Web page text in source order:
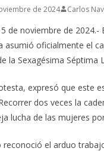
de 2024 Carlos
de noviembre de
asumió oficialmente el
la Sexagésima Séptima
expresó que este
dos veces la
lucha de las mujeres
reconoció el arduo